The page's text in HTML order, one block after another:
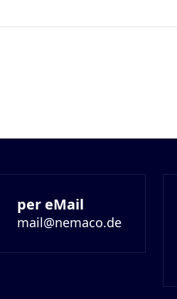
per eMail
mail@nemaco.de